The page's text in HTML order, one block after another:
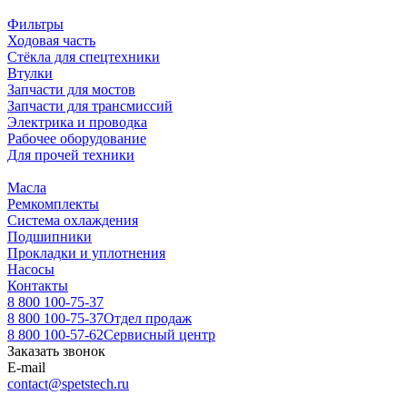
Фильтры
Ходовая часть
Стёкла для спецтехники
Втулки
Запчасти для мостов
Запчасти для трансмиссий
Электрика и проводка
Рабочее оборудование
Для прочей техники
Масла
Ремкомплекты
Система охлаждения
Подшипники
Прокладки и уплотнения
Насосы
Контакты
8 800 100-75-37
8 800 100-75-37Отдел продаж
8 800 100-57-62Сервисный центр
Заказать звонок
E-mail
contact@spetstech.ru